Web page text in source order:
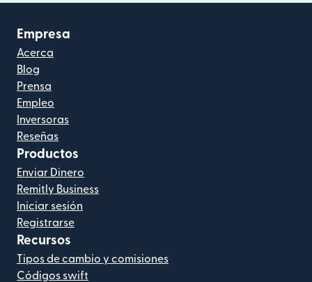
Empresa
Acerca
Blog
Prensa
Empleo
Inversoras
Reseñas
Productos
Enviar Dinero
Remitly Business
Iniciar sesión
Registrarse
Recursos
Tipos de cambio y comisiones
Códigos swift